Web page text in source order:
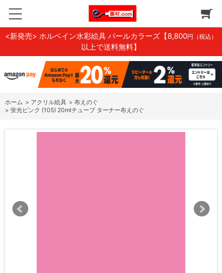
<新発売> ホルベイン水彩絵具 パールカラーズ 【8,800円（税込）
以上で送料無料】
ホーム > アクリル絵具 > 布えのぐ
> 蛍光ピンク (105) 20mlチューブ ターナー布えのぐ